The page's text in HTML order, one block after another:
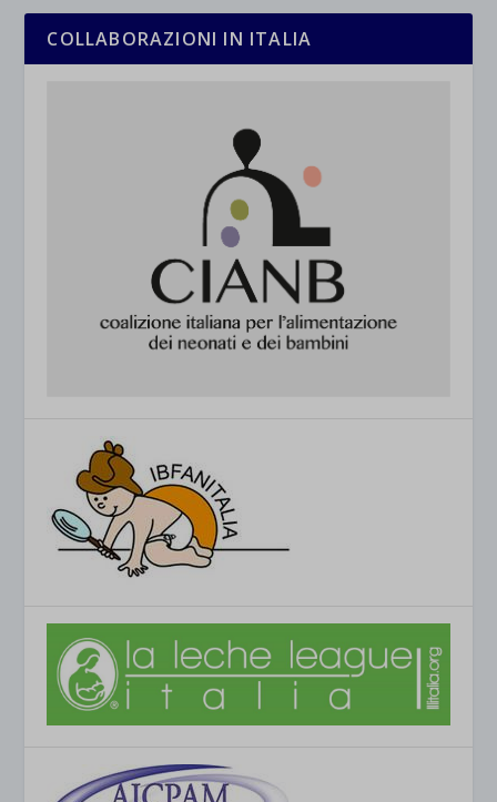
COLLABORAZIONI IN ITALIA